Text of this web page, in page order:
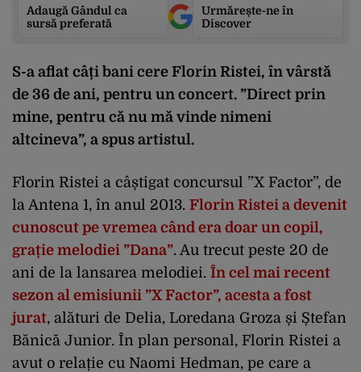
Adaugă Gândul ca
sursă preferată
Urmărește-ne în
Discover
S-a aflat câți bani cere Florin Ristei, în vârstă
de 36 de ani, pentru un concert. ”Direct prin
mine, pentru că nu mă vinde nimeni
altcineva”, a spus artistul.
Florin Ristei a câștigat concursul ”X Factor”, de
la Antena 1, în anul 2013. Florin Ristei a devenit
cunoscut pe vremea când era doar un copil,
grație melodiei ”Dana”. Au trecut peste 20 de
ani de la lansarea melodiei. În cel mai recent
sezon al emisiunii ”X Factor”, acesta a fost
jurat, alături de Delia, Loredana Groza și Ștefan
Bănică Junior. În plan personal, Florin Ristei a
avut o relație cu Naomi Hedman, pe care a